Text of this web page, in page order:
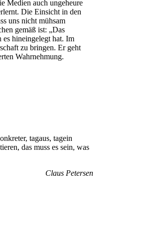
Medien auch ungeheure
Die Einsicht in den
uns nicht mühsam
gemäß ist: „Das
es hineingelegt hat. Im
zu bringen. Er geht
Wahrnehmung.
tagaus, tagein
das muss es sein, was
Claus Petersen